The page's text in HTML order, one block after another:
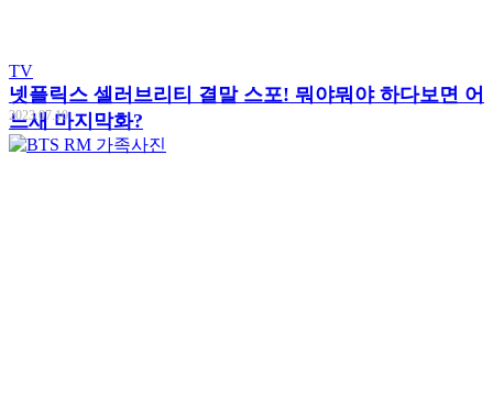
TV
넷플릭스 셀러브리티 결말 스포! 뭐야뭐야 하다보면 어
느새 마지막화?
2023.07.10